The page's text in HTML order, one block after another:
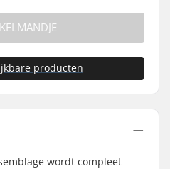
producten
wordt compleet